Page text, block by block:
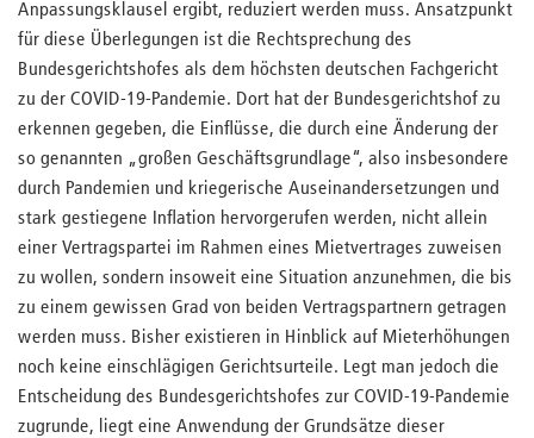
Anpassungsklausel ergibt, reduziert werden muss. Ansatzpunkt
für diese Überlegungen ist die Rechtsprechung des
Bundesgerichtshofes als dem höchsten deutschen Fachgericht
zu der COVID-19-Pandemie. Dort hat der Bundesgerichtshof zu
erkennen gegeben, die Einflüsse, die durch eine Änderung der
so genannten „großen Geschäftsgrundlage“, also insbesondere
durch Pandemien und kriegerische Auseinandersetzungen und
stark gestiegene Inflation hervorgerufen werden, nicht allein
einer Vertragspartei im Rahmen eines Mietvertrages zuweisen
zu wollen, sondern insoweit eine Situation anzunehmen, die bis
zu einem gewissen Grad von beiden Vertragspartnern getragen
werden muss. Bisher existieren in Hinblick auf Mieterhöhungen
noch keine einschlägigen Gerichtsurteile. Legt man jedoch die
Entscheidung des Bundesgerichtshofes zur COVID-19-Pandemie
zugrunde, liegt eine Anwendung der Grundsätze dieser